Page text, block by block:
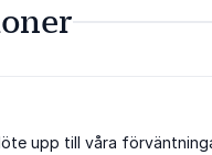
upp till våra